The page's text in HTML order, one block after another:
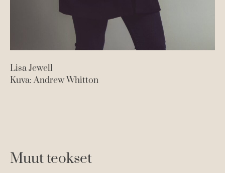
Lisa Jewell
Kuva: Andrew Whitton
Muut teokset